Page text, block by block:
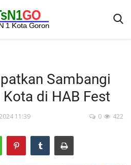
Sambangi
di HAB Fest
11:39 422
0